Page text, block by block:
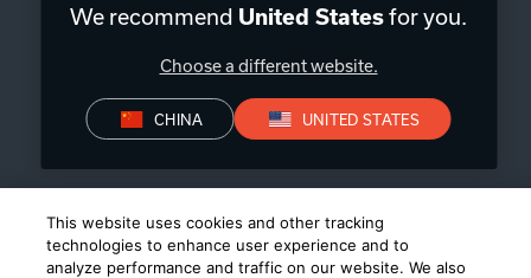
隐私政策 一致性声明
2026 Harman International Industries, Incorporated 版权所有
We recommend United Statesfor you.
Choose a different website.
CHINA UNITED STATES
This website uses cookies and other tracking
technologies to enhance user experience and to
analyze performance and traffic on our website. We also